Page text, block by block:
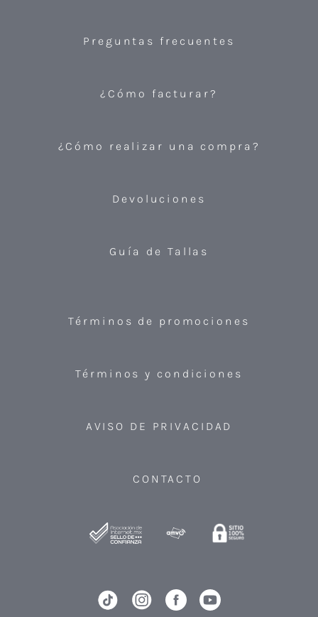
Preguntas frecuentes
¿Cómo facturar?
¿Cómo realizar una compra?
Devoluciones
Guía de Tallas
Términos de promociones
Términos y condiciones
AVISO DE PRIVACIDAD
CONTACTO